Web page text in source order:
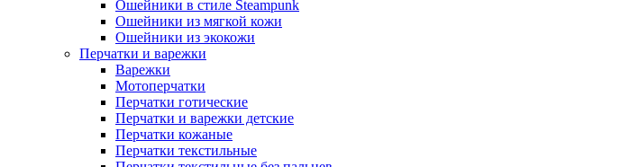
Ошейники в стиле Steampunk
Ошейники из мягкой кожи
Ошейники из экокожи
Перчатки и варежки
Варежки
Мотоперчатки
Перчатки готические
Перчатки и варежки детские
Перчатки кожаные
Перчатки текстильные